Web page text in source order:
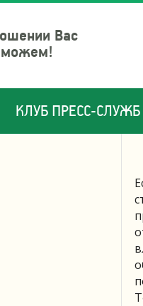
Вас
КЛУБ ПРЕСС-СЛУЖБ